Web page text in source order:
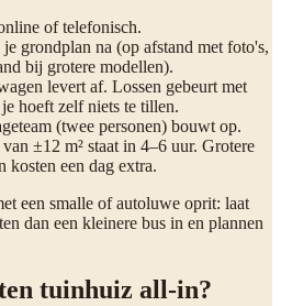
of telefonisch.
grondplan na (op afstand met foto's,
bij grotere modellen).
levert af. Lossen gebeurt met
hoeft zelf niets te tillen.
(twee personen) bouwt op.
±12 m² staat in 4–6 uur. Grotere
kosten een dag extra.
een smalle of autoluwe oprit: laat
dan een kleinere bus in en plannen
tuinhuiz all-in?